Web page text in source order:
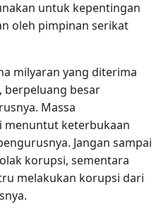
untuk kepentingan
oleh pimpinan serikat
milyaran yang diterima
berpeluang besar
Massa
menuntut keterbukaan
Jangan sampai
korupsi, sementara
melakukan korupsi dari